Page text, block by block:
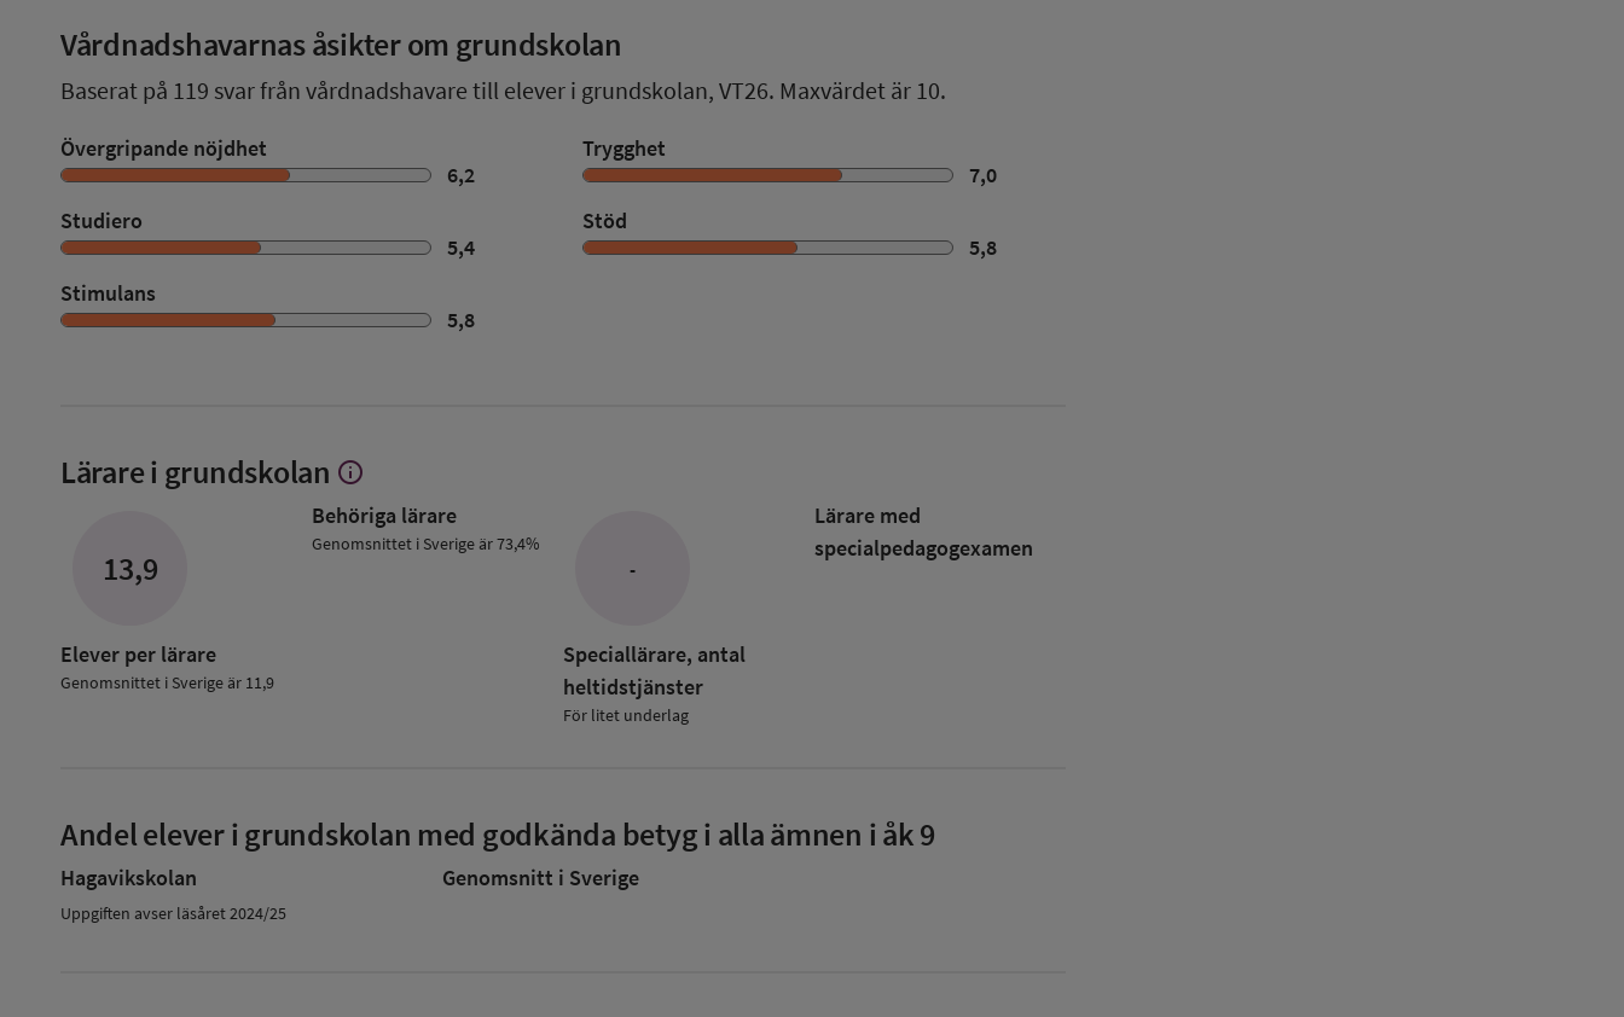
Vårdnadshavarnas åsikter om grundskolan
Baserat på 119 svar från vårdnadshavare till elever i grundskolan, VT26. Maxvärdet är 10.
Övergripande nöjdhet
6,2
Trygghet
7,0
Studiero
5,4
Stöd
5,8
Stimulans
5,8
Lärare i grundskolan Visa
om
Lärare
info
13,9
Elever per lärare
Genomsnittet i Sverige är 11,9
Behöriga lärare
Genomsnittet i Sverige är 73,4%
-
Speciallärare, antal
heltidstjänster
För litet underlag
Lärare med
specialpedagog­examen
Andel elever i grundskolan med godkända betyg i alla ämnen i åk 9
Hagavikskolan Genomsnitt i Sverige
Uppgiften avser läsåret 2024/25